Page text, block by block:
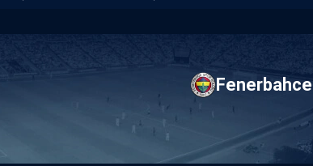
Fenerbahce